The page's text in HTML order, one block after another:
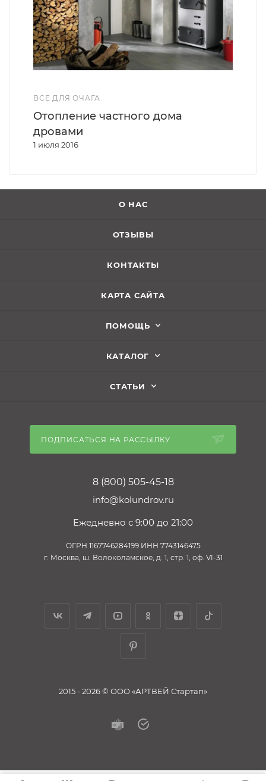
ВСЕ ДЛЯ ОЧАГА
1 июля 2016
Отопление частного дома
дровами
О НАС
ОТЗЫВЫ
КОНТАКТЫ
КАРТА САЙТА
ПОМОЩЬ
КАТАЛОГ
СТАТЬИ
ПОДПИСАТЬСЯ НА РАССЫЛКУ
8 (800) 505-45-18
info@kolundrov.ru
Ежедневно с 9:00 до 21:00
ОГРН 1167746284199 ИНН 7743146475
г. Москва, ш. Волоколамское, д. 1, стр. 1, оф. VI-31
2015 - 2026 © ООО «АРТВЕЙ Стартап»